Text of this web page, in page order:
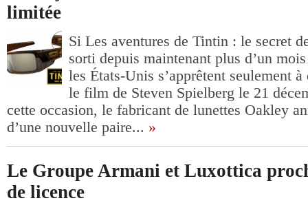
limitée
Si Les aventures de Tintin : le secret
sorti depuis maintenant plus d’un
les États-Unis s’apprêtent seulement
le film de Steven Spielberg le 21
cette occasion, le fabricant de lunettes Oakley
d’une nouvelle paire... »
Le Groupe Armani et Luxottica
de licence